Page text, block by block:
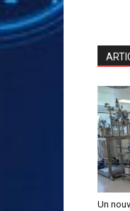
Un